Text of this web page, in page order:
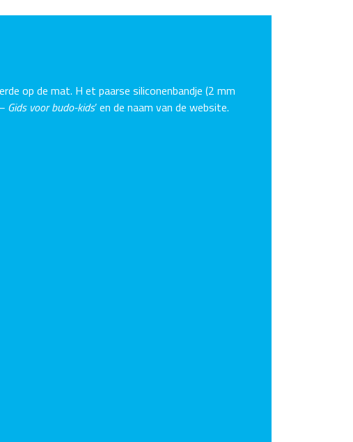
op de mat. H et paarse siliconenbandje (2 mm
Gids voor budo-kids’ en de naam van de website.